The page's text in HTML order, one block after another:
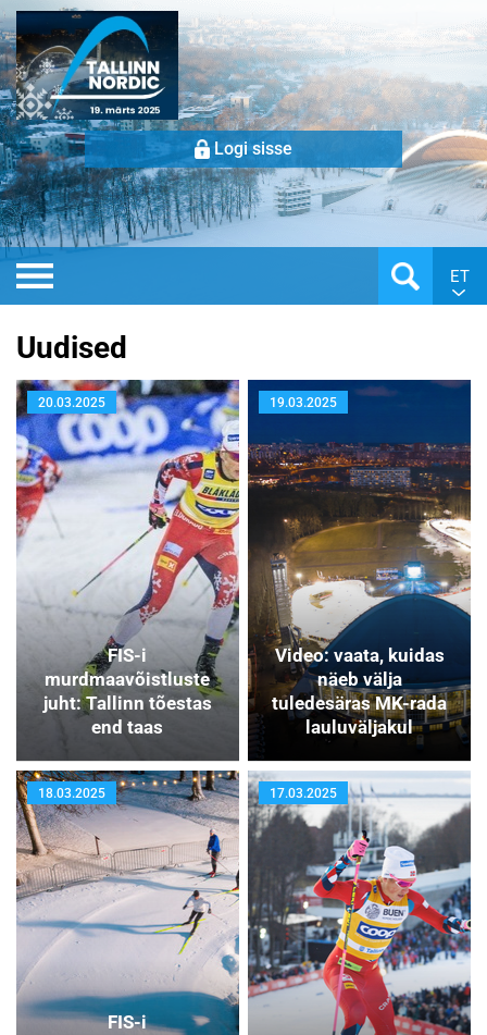
Logi sisse
ET
Uudised
20.03.2025
FIS-i
murdmaavõistluste
juht: Tallinn tõestas
end taas
19.03.2025
Video: vaata, kuidas
näeb välja
tuledesäras MK-rada
lauluväljakul
18.03.2025
FIS-i
17.03.2025